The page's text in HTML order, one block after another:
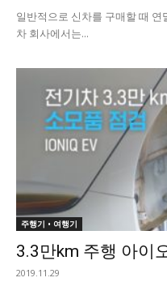
일반적으로 신차를 구매할 때
차 회사에서는...
주행기 • 여행기
3.3만km 주행 아이
2019.11.29